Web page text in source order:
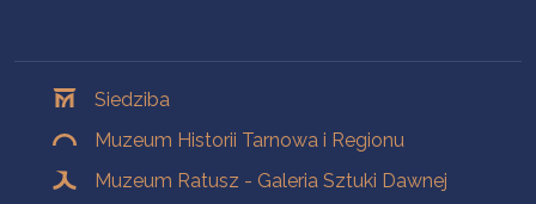
Siedziba
Muzeum Historii Tarnowa i Regionu
Muzeum Ratusz - Galeria Sztuki Dawnej